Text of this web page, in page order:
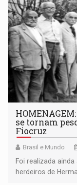
se tornam
Fiocruz
Brasil e Mundo
Foi realizada
herdeiros de